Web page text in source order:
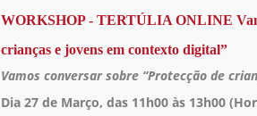
ONLINE
conversar
sobre
de
WORKSHOP - TERTÚLIA ONLINE
crianças e jovens em contexto digital”
Vamos conversar sobre “Protecção de
Dia 27 de Março, das 11h00 às 13h00